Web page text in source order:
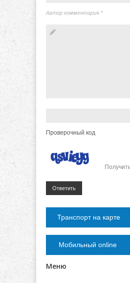
Автор комментария *
Проверочный код
Ответить
Транспорт на карте
Мобильный online
Меню